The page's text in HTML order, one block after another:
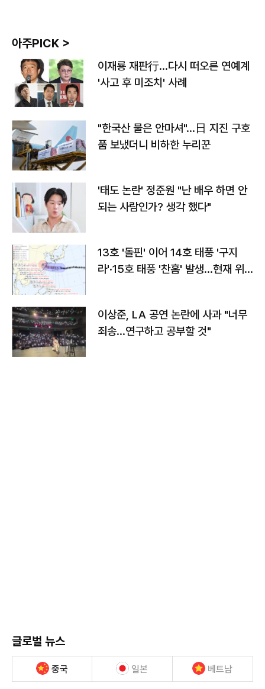
아주PICK >
이재룡 재판行…다시 떠오른 연예계
'사고 후 미조치' 사례
"한국산 물은 안마셔"…日 지진 구호
품 보냈더니 비하한 누리꾼
'태도 논란' 정준원 "난 배우 하면 안
되는 사람인가? 생각 했다"
13호 '돌핀' 이어 14호 태풍 '구지
라'·15호 태풍 '찬홈' 발생…현재 위
이상준, LA 공연 논란에 사과 "너무
죄송…연구하고 공부할 것"
글로벌 뉴스
중국 일본 베트남